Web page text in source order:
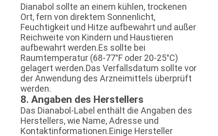
Dianabol sollte an einem kühlen, trockenen
Ort, fern von direktem Sonnenlicht,
Feuchtigkeit und Hitze aufbewahrt und außer
Reichweite von Kindern und Haustieren
aufbewahrt werden.Es sollte bei
Raumtemperatur (68-77°F oder 20-25°C)
gelagert werden.Das Verfallsdatum sollte vor
der Anwendung des Arzneimittels überprüft
werden.
8. Angaben des Herstellers
Das Dianabol-Label enthält die Angaben des
Herstellers, wie Name, Adresse und
Kontaktinformationen.Einige Hersteller